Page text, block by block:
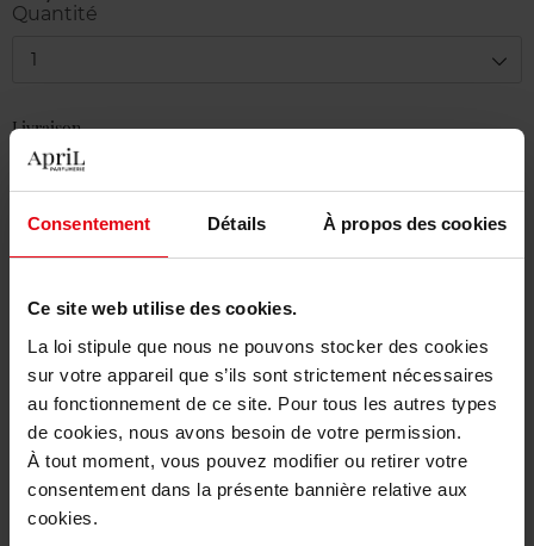
Consentement Détails À propos des cookies
Ce site web utilise des cookies.
La loi stipule que nous ne pouvons stocker des cookies
sur votre appareil que s’ils sont strictement nécessaires
au fonctionnement de ce site. Pour tous les autres types
de cookies, nous avons besoin de votre permission.
À tout moment, vous pouvez modifier ou retirer votre
consentement dans la présente bannière relative aux
cookies.
Quantité
1
Livraison
En stock
Retour gratuit dans votre magasin
Description